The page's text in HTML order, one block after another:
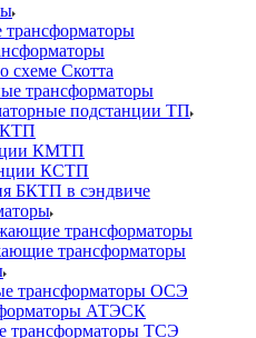
схеме Скотта
трансформаторы
подстанции ТП
КМТП
КСТП
БКТП в сэндвиче
трансформаторы
трансформаторы
трансформаторы ОСЭ
АТЭСК
трансформаторы ТСЭ